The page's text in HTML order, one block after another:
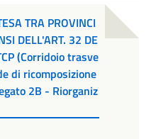
TRA PROVINCI
DELL'ART. 32 DE
(Corridoio trasve
di ricomposizione
2B - Riorganiz